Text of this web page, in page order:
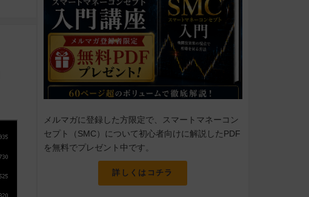
メルマガに登録した方限定で、スマートマネーコン
セプト（SMC）について初心者向けに解説したPDF
を無料でプレゼント中です。
詳しくはコチラ